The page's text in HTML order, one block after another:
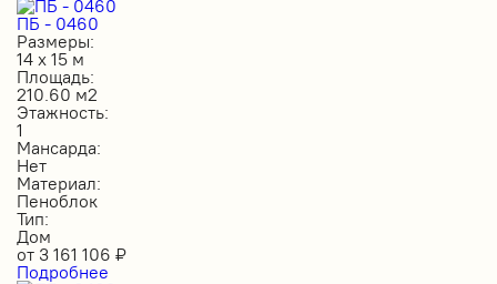
ПБ - 0460
Размеры:
14 х 15 м
Площадь:
210.60 м2
Этажность:
1
Мансарда:
Нет
Материал:
Пеноблок
Тип:
Дом
от 3 161 106 ₽
Подробнее